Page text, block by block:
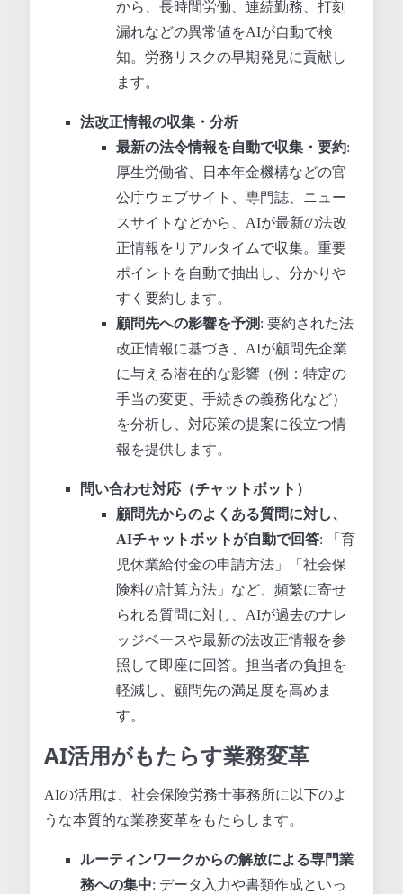
から、長時間労働、連続勤務、打刻
漏れなどの異常値をAIが自動で検
知。労務リスクの早期発見に貢献し
ます。
法改正情報の収集・分析
最新の法令情報を自動で収集・要約:
厚生労働省、日本年金機構などの官
公庁ウェブサイト、専門誌、ニュー
スサイトなどから、AIが最新の法改
正情報をリアルタイムで収集。重要
ポイントを自動で抽出し、分かりや
すく要約します。
顧問先への影響を予測 : 要約された法
改正情報に基づき、AIが顧問先企業
に与える潜在的な影響（例：特定の
手当の変更、手続きの義務化など）
を分析し、対応策の提案に役立つ情
報を提供します。
問い合わせ対応（チャットボット）
顧問先からのよくある質問に対し、
AIチャットボットが自動で回答: 「育
児休業給付金の申請方法」「社会保
険料の計算方法」など、頻繁に寄せ
られる質問に対し、AIが過去のナレ
ッジベースや最新の法改正情報を参
照して即座に回答。担当者の負担を
軽減し、顧問先の満足度を高めま
す。
AI活用がもたらす業務変革
AIの活用は、社会保険労務士事務所に以下のよ
うな本質的な業務変革をもたらします。
ルーティンワークからの解放による専門業
務への集中: データ入力や書類作成といっ